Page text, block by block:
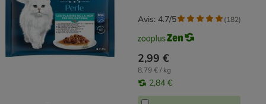
2,99 €
8,79 € / kg
2,84 €
Avis: 4.7/5 (182)